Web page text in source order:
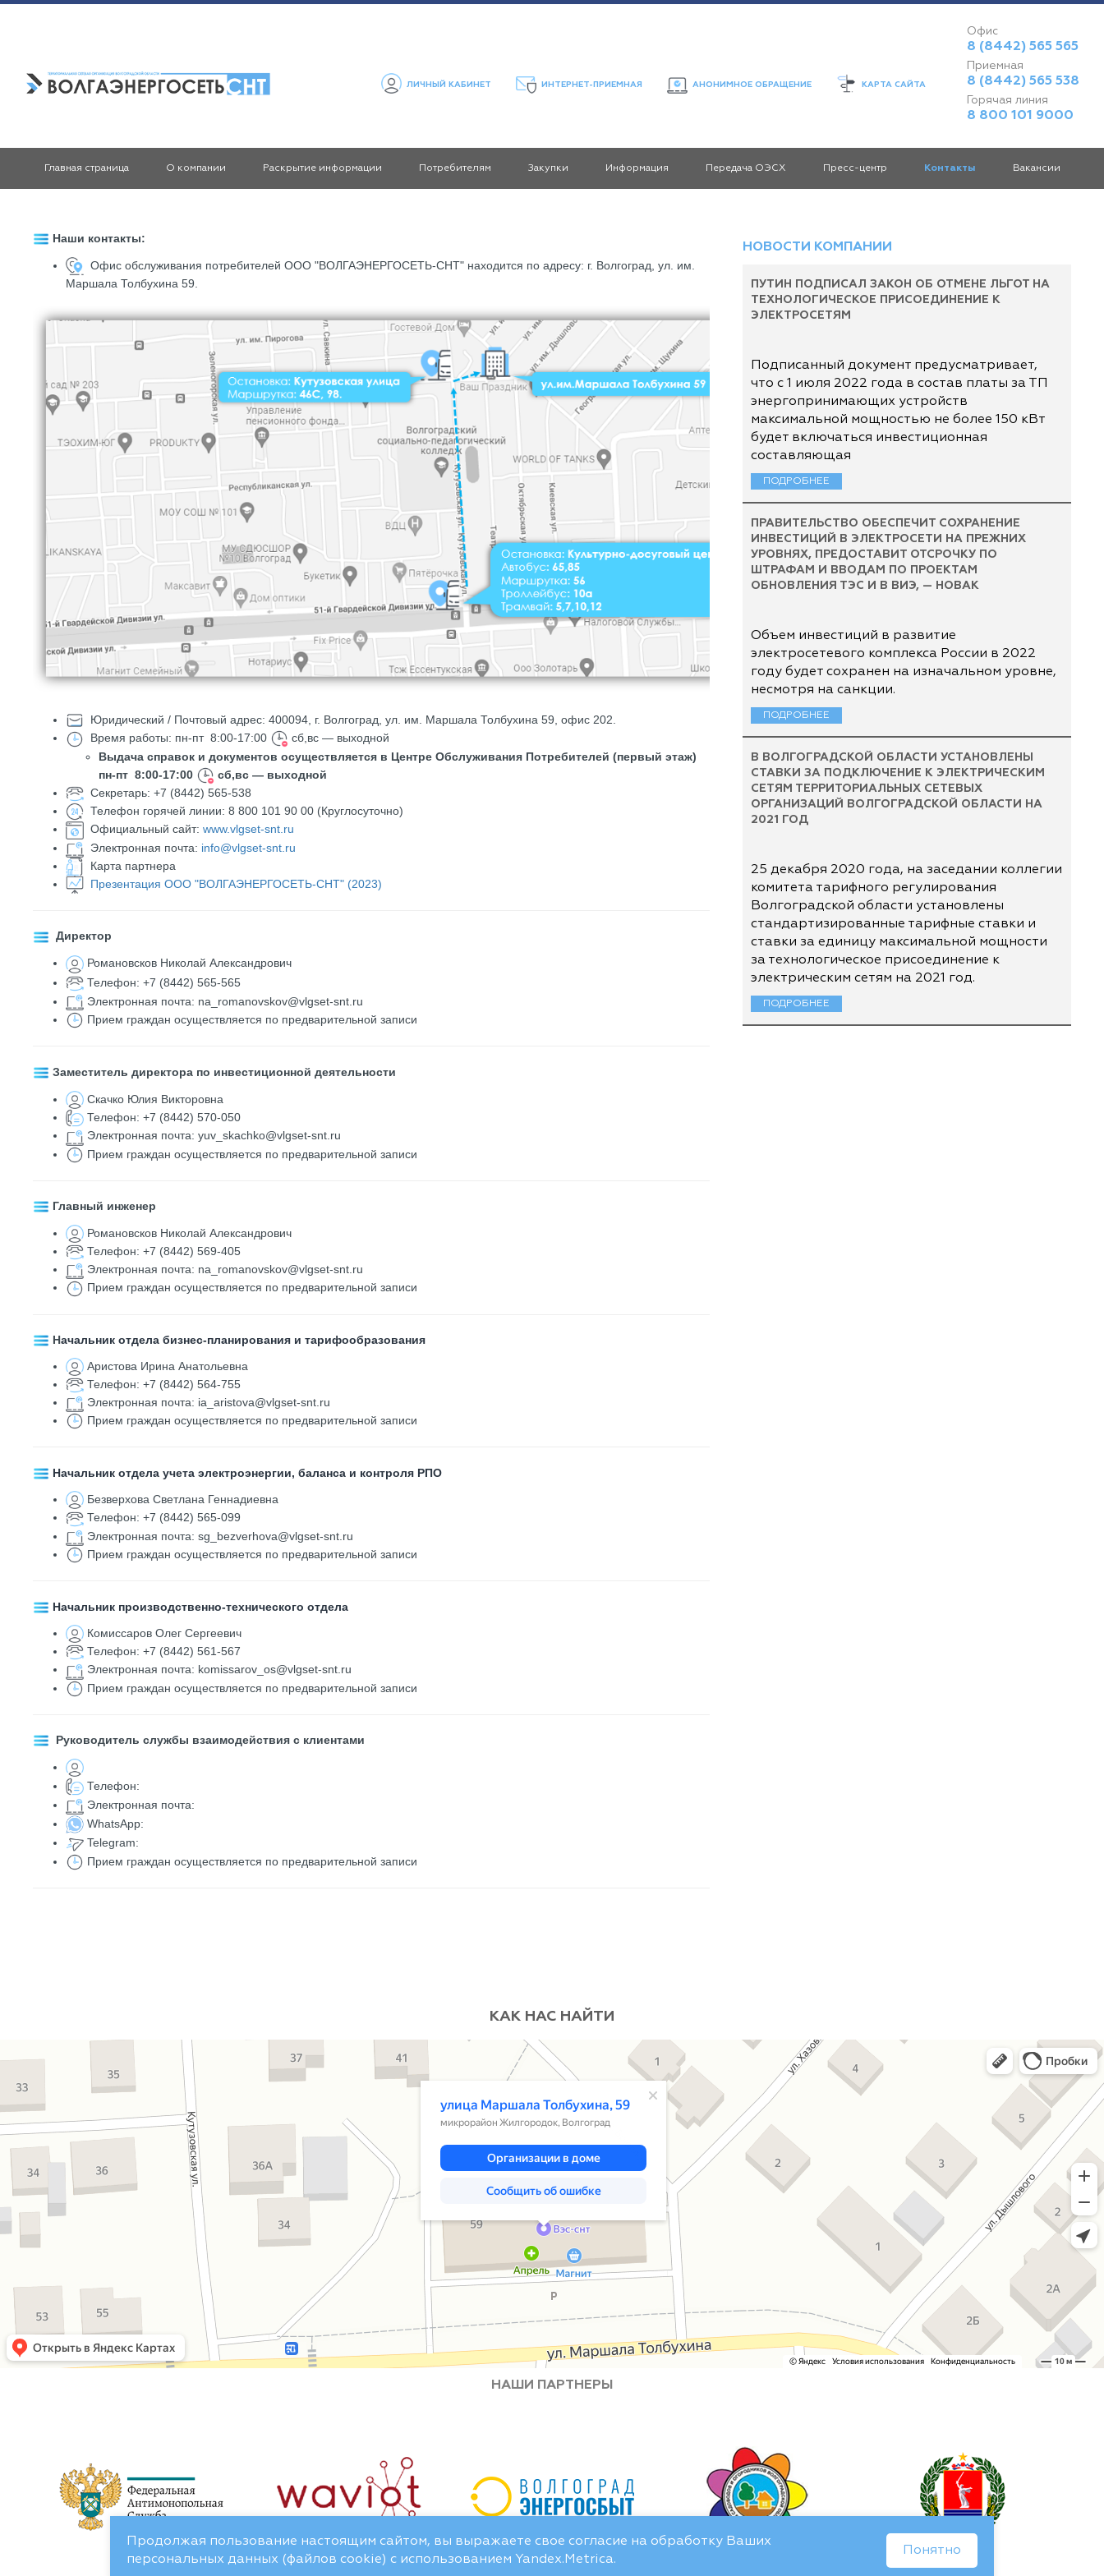
ЛИЧНЫЙ КАБИНЕТ ИНТЕРНЕТ-ПРИЕМНАЯ АНОНИМНОЕ ОБРАЩЕНИЕ КАРТА САЙТА
Офис
8 (8442) 565 565
Приемная
8 (8442) 565 538
Горячая линия
8 800 101 9000
Главная страница О компании Раскрытие информации Потребителям Закупки Информация Передача ОЭСХ Пресс-центр Контакты Вакансии
Наши контакты:
Офис обслуживания потребителей ООО "ВОЛГАЭНЕРГОСЕТЬ-СНТ" находится по адресу: г. Волгоград, ул. им.
Маршала Толбухина 59
Юридический / Почтовый адрес: 400094, г. Волгоград, ул. им. Маршала Толбухина 59, офис 202.
Время работы: пн-пт 8:00-17:00
сб,вс — выходной
​Выдача справок и документов осуществляется в Центре Обслуживания Потребителей (первый этаж)
пн-пт 8:00-17:00
сб,вс — выходной
Секретарь: +7 (8442) 565-538
Телефон горячей линии: 8 800 101 90 00 (Круглосуточно)
Официальный сайт: www.vlgset-snt.ru
Электронная почта: info@vlgset-snt.ru
​ Карта партнера
Презентация ООО "ВОЛГАЭНЕРГОСЕТЬ-СНТ" (2023)
Директор
Романовсков Николай Александрович
Телефон: +7 (8442) 565-565
Электронная почта: na_romanovskov@vlgset-snt.ru
Прием граждан осуществляется по предварительной записи
Заместитель директора по инвестиционной деятельности
Скачко Юлия Викторовна
Телефон: +7 (8442) 570-050
Электронная почта: yuv_skachko@vlgset-snt.ru
Прием граждан осуществляется по предварительной записи
Главный инженер
Романовсков Николай Александрович
Телефон: +7 (8442) 569-405
Электронная почта: na_romanovskov@vlgset-snt .ru
Прием граждан осуществляется по предварительной записи
Начальник отдела бизнес-планирования и тарифообразования
Аристова Ирина Анатольевна
Телефон: +7 (8442) 564-755
Электронная почта: ia_aristova@vlgset-snt.ru
Прием граждан осуществляется по предварительной записи
Начальник отдела учета электроэнергии, баланса и контроля РПО
Безверхова Светлана Геннадиевна
Телефон: +7 (8442) 565-099
Электронная почта: sg_bezverhova@vlgset-snt.ru
Прием граждан осуществляется по предварительной записи
Начальник производственно-технического отдела
Комиссаров Олег Сергеевич
Телефон: +7 (8442) 561-567
Электронная почта: komissarov_os@vlgset-snt.ru
Прием граждан осуществляется по предварительной записи
Руководитель службы взаимодействия с клиентами
Телефон:
Электронная почта:
WhatsApp:
Telegram:
Прием граждан осуществляется по предварительной записи
НОВОСТИ КОМПАНИИ
ПУТИН ПОДПИСАЛ ЗАКОН ОБ ОТМЕНЕ ЛЬГОТ НА
ТЕХНОЛОГИЧЕСКОЕ ПРИСОЕДИНЕНИЕ К
ЭЛЕКТРОСЕТЯМ
Подписанный документ предусматривает,
что с 1 июля 2022 года в состав платы за ТП
энергопринимающих устройств
максимальной мощностью не более 150 кВт
будет включаться инвестиционная
составляющая
ПОДРОБНЕЕ
ПРАВИТЕЛЬСТВО ОБЕСПЕЧИТ СОХРАНЕНИЕ
ИНВЕСТИЦИЙ В ЭЛЕКТРОСЕТИ НА ПРЕЖНИХ
УРОВНЯХ, ПРЕДОСТАВИТ ОТСРОЧКУ ПО
ШТРАФАМ И ВВОДАМ ПО ПРОЕКТАМ
ОБНОВЛЕНИЯ ТЭС И В ВИЭ, — НОВАК
Объем инвестиций в развитие
электросетевого комплекса России в 2022
году будет сохранен на изначальном уровне,
несмотря на санкции.
ПОДРОБНЕЕ
В ВОЛГОГРАДСКОЙ ОБЛАСТИ УСТАНОВЛЕНЫ
СТАВКИ ЗА ПОДКЛЮЧЕНИЕ К ЭЛЕКТРИЧЕСКИМ
СЕТЯМ ТЕРРИТОРИАЛЬНЫХ СЕТЕВЫХ
ОРГАНИЗАЦИЙ ВОЛГОГРАДСКОЙ ОБЛАСТИ НА
2021 ГОД
25 декабря 2020 года, на заседании коллегии
комитета тарифного регулирования
Волгоградской области установлены
стандартизированные тарифные ставки и
ставки за единицу максимальной мощности
за технологическое присоединение к
электрическим сетям на 2021 год.
ПОДРОБНЕЕ
КАК НАС НАЙТИ
НАШИ ПАРТНЕРЫ
Продолжая пользование настоящим сайтом, вы выражаете свое согласие на обработку Ваших
персональных данных (файлов cookie) с использованием Yandex.Metrica.
Понятно